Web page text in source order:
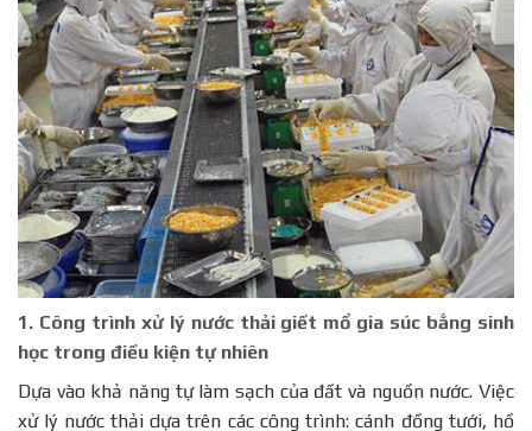
1. Công trình xử lý nước thải giết mổ gia súc bằng sinh
học trong điều kiện tự nhiên
Dựa vào khả năng tự làm sạch của đất và nguồn nước. Việc
xử lý nước thải dựa trên các công trình: cánh đồng tưới, hồ